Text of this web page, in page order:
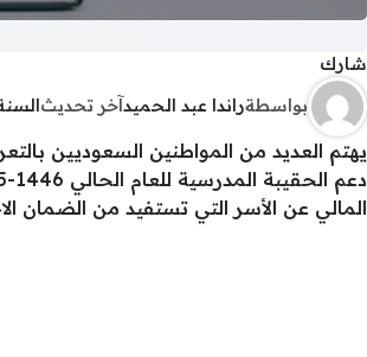
شارك
بواسطةراندا عبد الحميد آخر تحديث
المالي عن الأسر التي تستفيد من الضمان